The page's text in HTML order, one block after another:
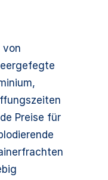
von
Preise für